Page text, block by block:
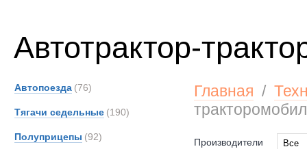
Автотрактор-
Автопоезда (76)
Тягачи седельные (190)
Полуприцепы (92)
Главная /
Производители
Все